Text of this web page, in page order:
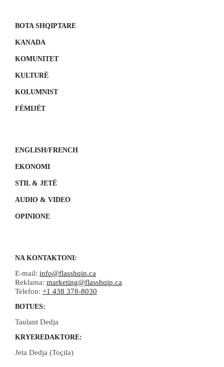
BOTA SHQIPTARE
KANADA
KOMUNITET
KULTURË
KOLUMNIST
FËMIJËT
ENGLISH/FRENCH
EKONOMI
STIL & JETË
AUDIO & VIDEO
OPINIONE
NA KONTAKTONI:
E-mail: info@flasshqip.ca
Reklama: marketing@flasshqip.ca
Telefon: +1 438 378-8030
BOTUES:
Taulant Dedja
KRYEREDAKTORE:
Jeta Dedja (Toçila)